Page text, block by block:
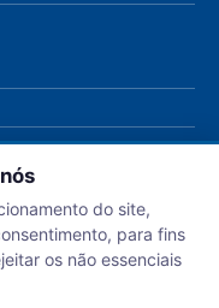
do site,
para fins
os não essenciais